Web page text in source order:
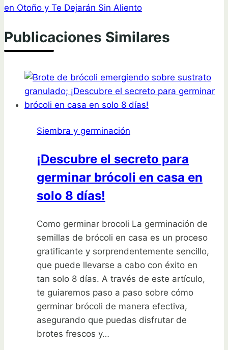
en Otoño y Te Dejarán Sin Aliento
Publicaciones Similares
Siembra y germinación
¡Descubre el secreto para
germinar brócoli en casa en
solo 8 días!
Como germinar brocoli La germinación de
semillas de brócoli en casa es un proceso
gratificante y sorprendentemente sencillo,
que puede llevarse a cabo con éxito en
tan solo 8 días. A través de este artículo,
te guiaremos paso a paso sobre cómo
germinar brócoli de manera efectiva,
asegurando que puedas disfrutar de
brotes frescos y…